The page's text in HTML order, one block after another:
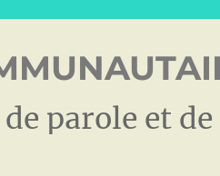
parole et